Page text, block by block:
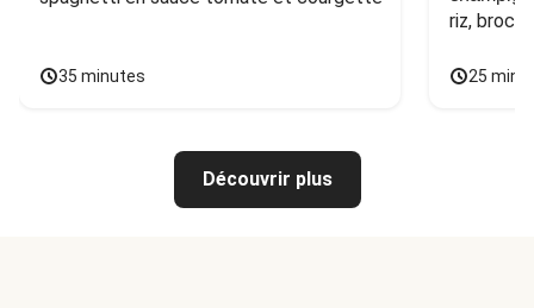
35 minutes
riz,
25
Découvrir plus